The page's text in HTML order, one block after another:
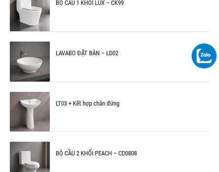
BỘ CẦU 1 KHỐI LUX – CK99
LAVABO ĐẶT BÀN – LD02
LT03 + Kết hợp chân đứng
BỘ CẦU 2 KHỐI PEACH – CD0808